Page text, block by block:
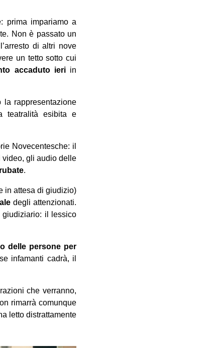
prima impariamo a
Non è passato un
di altri nove
un tetto sotto cui
accaduto ieriin
la rappresentazione
teatralità esibita e
Novecentesche: il
video, gli audio delle
.
in attesa di giudizio)
degli attenzionati.
giudiziario: il lessico
delle persone per
infamanti cadrà, il
che verranno,
rimarrà comunque
letto distrattamente